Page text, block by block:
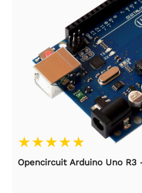
Opencircuit Arduino Uno R3